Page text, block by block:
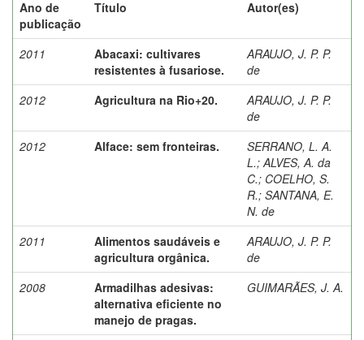
Ano de
publicação
Título Autor(es)
2011
Abacaxi: cultivares
resistentes à fusariose.
ARAUJO, J. P. P.
de
2012
Agricultura na Rio+20.
ARAUJO, J. P. P.
de
2012
Alface: sem fronteiras.
SERRANO, L. A.
L.; ALVES, A. da
C.; COELHO, S.
R.; SANTANA, E.
N. de
2011
Alimentos saudáveis e
agricultura orgânica.
ARAUJO, J. P. P.
de
2008
Armadilhas adesivas:
alternativa eficiente no
manejo de pragas.
GUIMARÃES, J. A.